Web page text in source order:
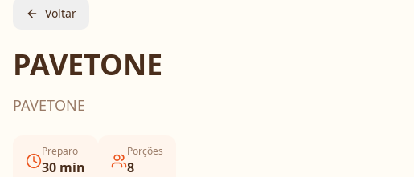
Voltar
PAVETONE
PAVETONE
Preparo
30 min
Porções
8